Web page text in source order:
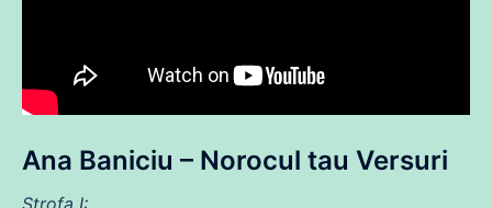
Ana Baniciu – Norocul tau Versuri